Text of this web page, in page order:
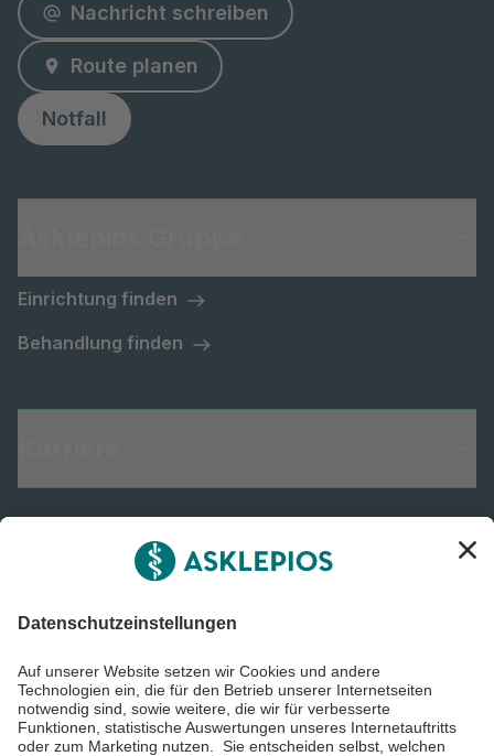
Nachricht schreiben
Route planen
Notfall
Einrichtung finden
Behandlung finden
Informiert bleiben